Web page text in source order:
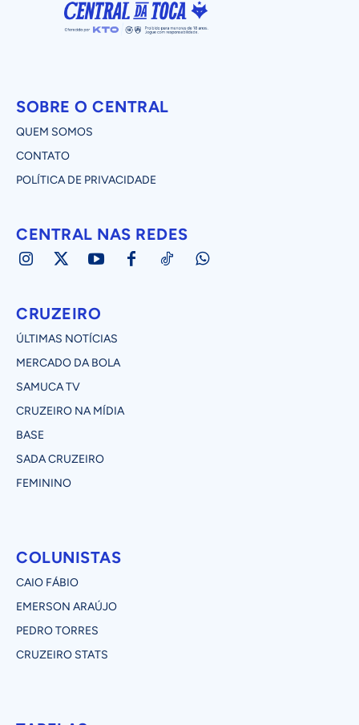
SOBRE O CENTRAL
QUEM SOMOS
CONTATO
POLÍTICA DE PRIVACIDADE
CENTRAL NAS REDES
CRUZEIRO
ÚLTIMAS NOTÍCIAS
MERCADO DA BOLA
SAMUCA TV
CRUZEIRO NA MÍDIA
BASE
SADA CRUZEIRO
FEMININO
COLUNISTAS
CAIO FÁBIO
EMERSON ARAÚJO
PEDRO TORRES
CRUZEIRO STATS